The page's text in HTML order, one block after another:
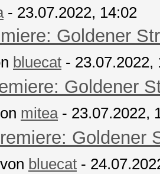
- 23.07.2022, 14:02
Goldener
bluecat - 23.07.2022,
Goldener
mitea- 23.07.2022,
Goldener
bluecat -